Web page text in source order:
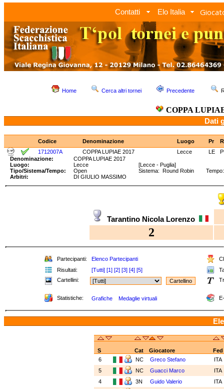
Contatti Elo Italia
Home Cerca altri tornei Precedente
COPPA
Dati
Codice Denominazione Luogo Pr
1712007A
COPPA LUPIAE 2017 Lecce LE
Denominazione:
COPPA LUPIAE 2017
Luogo:
Lecce
[Lecce - Puglia]
Tipo/Sistema/Tempo:
Open
Sistema: Round Robin
Arbitri:
DI GIULIO MASSIMO
Tarantino Nicola Lorenzo
2
Partecipanti: Elenco Partecipanti
Risultati:
[Tutti] [1] [2] [3] [4] [5]
Cartellini:
Statistiche: Grafiche Medaglie virtuali
S Cat Giocatore
Fed
6
NC Greco Stefano
ITA
5
NC Guacci Marco
ITA
4
3N Guido Valerio
ITA